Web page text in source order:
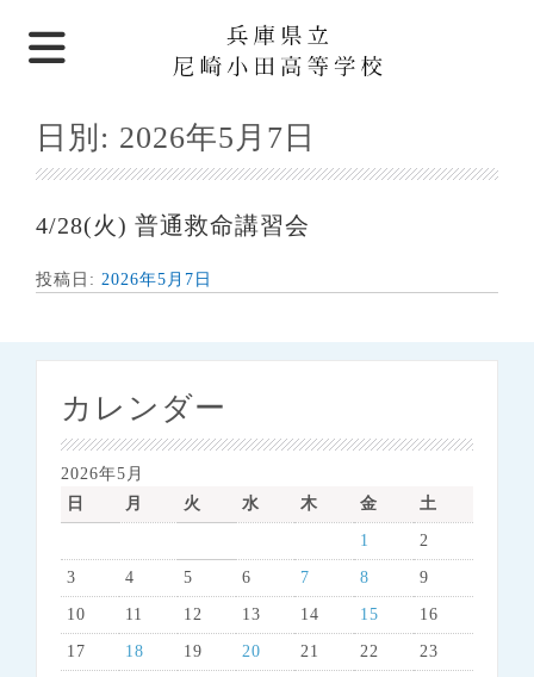
日別: 2026年5月7日
4/28(火) 普通救命講習会
投稿日: 2026年5月7日
カレンダー
2026年5月
日
月 火 水 木 金 土
1 2
3 4 5 6 7 8 9
10 11 12 13 14 15 16
17 18 19 20 21 22 23